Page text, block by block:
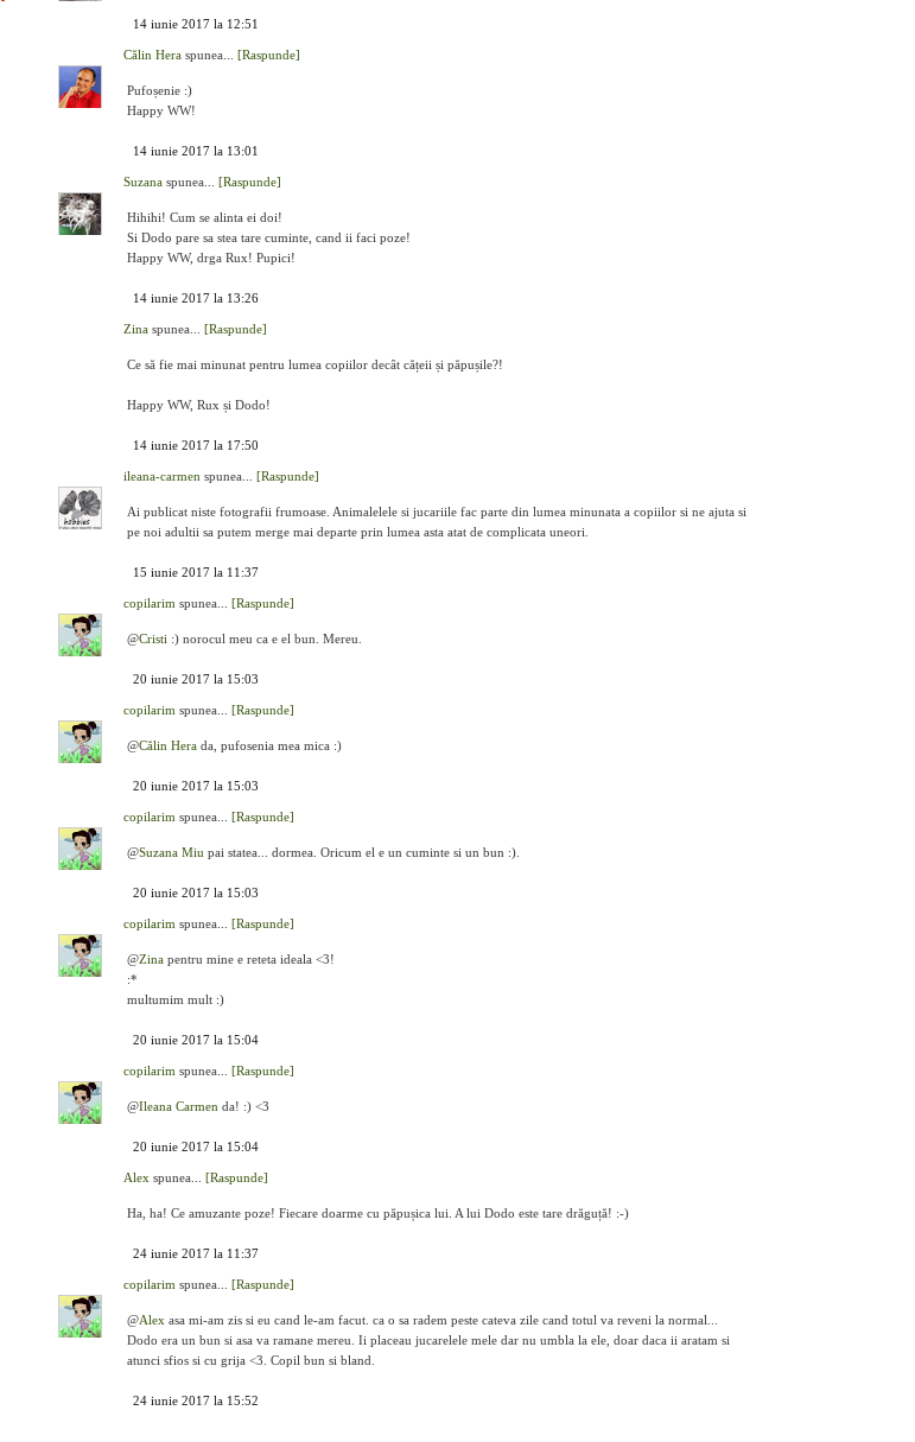
14 iunie 2017 la 12:51
Călin Hera spunea... [Raspunde]
Pufoșenie :)
Happy WW!
14 iunie 2017 la 13:01
Suzana spunea... [Raspunde]
Hihihi! Cum se alinta ei doi!
Si Dodo pare sa stea tare cuminte, cand ii faci poze!
Happy WW, drga Rux! Pupici!
14 iunie 2017 la 13:26
Zina spunea... [Raspunde]
Ce să fie mai minunat pentru lumea copiilor decât cățeii și păpușile?!
Happy WW, Rux și Dodo!
14 iunie 2017 la 17:50
ileana-carmen spunea... [Raspunde]
Ai publicat niste fotografii frumoase. Animalelele si jucariile fac parte din lumea minunata a copiilor si ne ajuta si
pe noi adultii sa putem merge mai departe prin lumea asta atat de complicata uneori.
15 iunie 2017 la 11:37
copilarim spunea... [Raspunde]
@Cristi :) norocul meu ca e el bun. Mereu.
20 iunie 2017 la 15:03
copilarim spunea... [Raspunde]
@Călin Hera da, pufosenia mea mica :)
20 iunie 2017 la 15:03
copilarim spunea... [Raspunde]
@Suzana Miu pai statea... dormea. Oricum el e un cuminte si un bun :).
20 iunie 2017 la 15:03
copilarim spunea... [Raspunde]
@Zina pentru mine e reteta ideala <3!
:*
multumim mult :)
20 iunie 2017 la 15:04
copilarim spunea... [Raspunde]
@Ileana Carmen da! :) <3
20 iunie 2017 la 15:04
Alex spunea... [Raspunde]
Ha, ha! Ce amuzante poze! Fiecare doarme cu păpușica lui. A lui Dodo este tare drăguță! :-)
24 iunie 2017 la 11:37
copilarim spunea... [Raspunde]
@Alex asa mi-am zis si eu cand le-am facut. ca o sa radem peste cateva zile cand totul va reveni la normal...
Dodo era un bun si asa va ramane mereu. Ii placeau jucarelele mele dar nu umbla la ele, doar daca ii aratam si
atunci sfios si cu grija <3. Copil bun si bland.
24 iunie 2017 la 15:52